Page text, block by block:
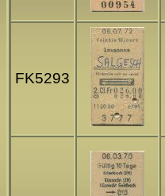
FK5293